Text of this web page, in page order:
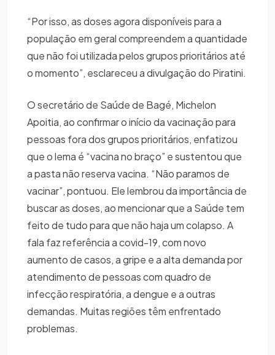
“Por isso, as doses agora disponíveis para a
população em geral compreendem a quantidade
que não foi utilizada pelos grupos prioritários até
o momento”, esclareceu a divulgação do Piratini.
O secretário de Saúde de Bagé, Michelon
Apoitia, ao confirmar o início da vacinação para
pessoas fora dos grupos prioritários, enfatizou
que o lema é “vacina no braço” e sustentou que
a pasta não reserva vacina. “Não paramos de
vacinar”, pontuou. Ele lembrou da importância de
buscar as doses, ao mencionar que a Saúde tem
feito de tudo para que não haja um colapso. A
fala faz referência a covid-19, com novo
aumento de casos, a gripe e a alta demanda por
atendimento de pessoas com quadro de
infecção respiratória, a dengue e a outras
demandas. Muitas regiões têm enfrentado
problemas.